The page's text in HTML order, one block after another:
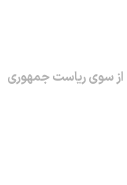
از سوی ریاست جمهوری